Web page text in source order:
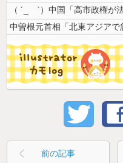
中曽根元首相「北東アジア
前の記事